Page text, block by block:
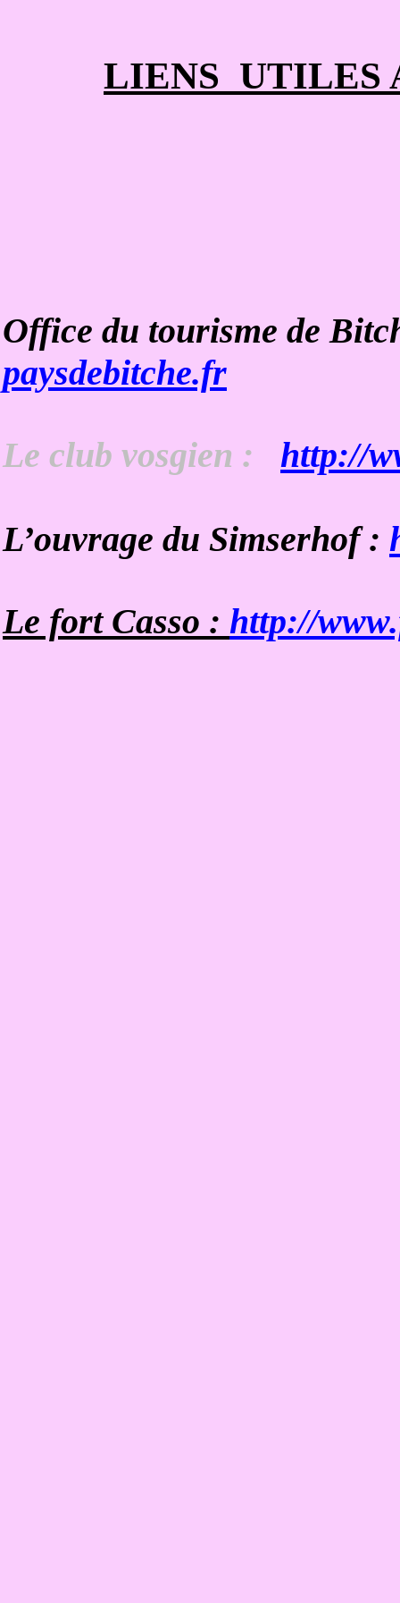
LIENS UTILES
Office du tourisme de
paysdebitche.fr
Le club vosgien : http://
L’ouvrage du Simserhof :
Le fort Casso : http://